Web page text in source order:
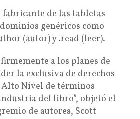
de las tabletas
genéricos como
(autor) y .read (leer).
a los planes de
la exclusiva de derechos
Nivel de términos
del libro”, objetó el
de autores, Scott